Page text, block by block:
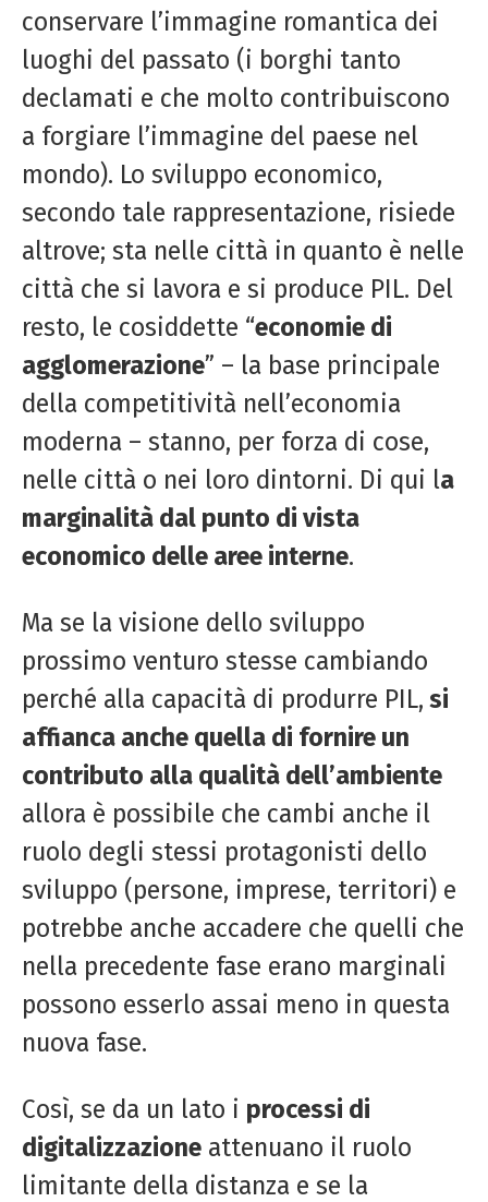
conservare l’immagine romantica dei
luoghi del passato (i borghi tanto
declamati e che molto contribuiscono
a forgiare l’immagine del paese nel
mondo). Lo sviluppo economico,
secondo tale rappresentazione, risiede
altrove; sta nelle città in quanto è nelle
città che si lavora e si produce PIL. Del
resto, le cosiddette “economie di
agglomerazione” – la base principale
della competitività nell’economia
moderna – stanno, per forza di cose,
nelle città o nei loro dintorni. Di qui la
marginalità dal punto di vista
economico delle aree interne.
Ma se la visione dello sviluppo
prossimo venturo stesse cambiando
perché alla capacità di produrre PIL, si
affianca anche quella di fornire un
contributo alla qualità dell’ambiente
allora è possibile che cambi anche il
ruolo degli stessi protagonisti dello
sviluppo (persone, imprese, territori) e
potrebbe anche accadere che quelli che
nella precedente fase erano marginali
possono esserlo assai meno in questa
nuova fase.
Così, se da un lato i processi di
digitalizzazione attenuano il ruolo
limitante della distanza e se la